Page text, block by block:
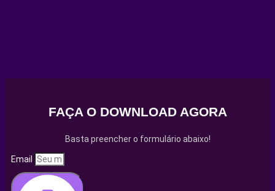
FAÇA O DOWNLOAD AGORA
Basta preencher o formulário abaixo!
Email